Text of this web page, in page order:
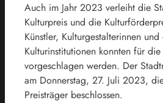
Auch im Jahr 2023 verleiht die
Kulturpreis und die
Künstler, Kulturgestalterinnen
Kulturinstitutionen konnten für
vorgeschlagen werden. Der
am Donnerstag, 27. Juli 2023,
Preisträger beschlossen.